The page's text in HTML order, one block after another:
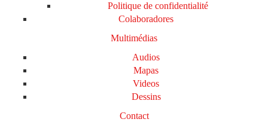
Politique de confidentialité
Colaboradores
Multimédias
Audios
Mapas
Videos
Dessins
Contact